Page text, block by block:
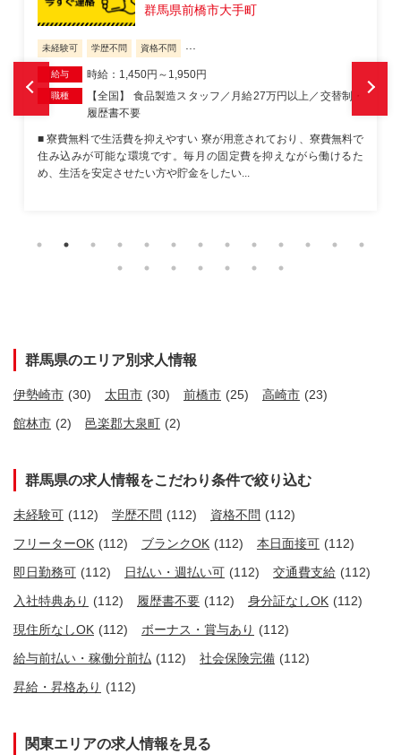
群馬県前橋市千代田町
未経験可 学歴不問 資格不問
給与 時給：1,450円～1,950円
職種
【全国】 製造スタッフ／月収33万円可／土日休み・職場
見学OK
■ 即日に入寮できる 寮費無料で、単身・カップルでの入寮も相談し
やすい条件です。生活基盤を早く整えたい方にも向いています。 ■
食品工場の軽作業 食品メーカー...
群馬県のエリア別求人情報
伊勢崎市 (30) 太田市 (30) 前橋市 (25) 高崎市 (23)
館林市 (2) 邑楽郡大泉町 (2)
群馬県の求人情報をこだわり条件で絞り込む
未経験可 (112) 学歴不問 (112) 資格不問 (112)
フリーターOK (112) ブランクOK (112) 本日面接可 (112)
即日勤務可 (112) 日払い・週払い可 (112) 交通費支給 (112)
入社特典あり (112) 履歴書不要 (112) 身分証なしOK (112)
現住所なしOK (112) ボーナス・賞与あり (112)
給与前払い・稼働分前払 (112) 社会保険完備 (112)
昇給・昇格あり (112)
関東エリアの求人情報を見る